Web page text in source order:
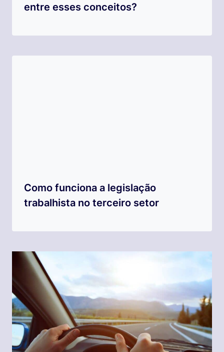
entre esses conceitos?
Como funciona a legislação
trabalhista no terceiro setor